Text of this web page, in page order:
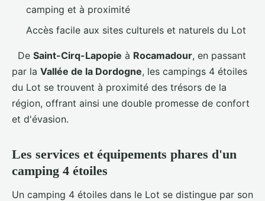
camping et à proximité
Accès facile aux sites culturels et naturels du Lot
De Saint-Cirq-Lapopie à Rocamadour, en passant
par la Vallée de la Dordogne, les campings 4 étoiles
du Lot se trouvent à proximité des trésors de la
région, offrant ainsi une double promesse de confort
et d'évasion.
Les services et équipements phares d'un
camping 4 étoiles
Un camping 4 étoiles dans le Lot se distingue par son